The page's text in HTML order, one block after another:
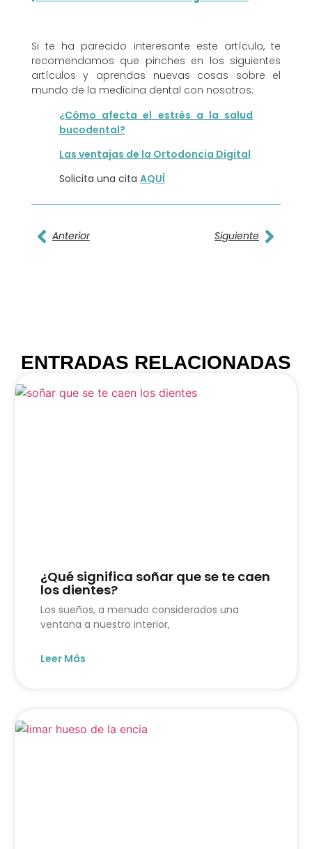
Si te ha parecido interesante este artículo, te
recomendamos que pinches en los siguientes
artículos y aprendas nuevas cosas sobre el
mundo de la medicina dental con nosotros:
¿Cómo afecta el estrés a la salud
bucodental?
Las ventajas de la Ortodoncia Digital
Solicita una cita AQUÍ
Anterior Siguiente
ENTRADAS RELACIONADAS
¿Qué significa soñar que se te caen
los dientes?
Los sueños, a menudo considerados una
ventana a nuestro interior,
Leer Más